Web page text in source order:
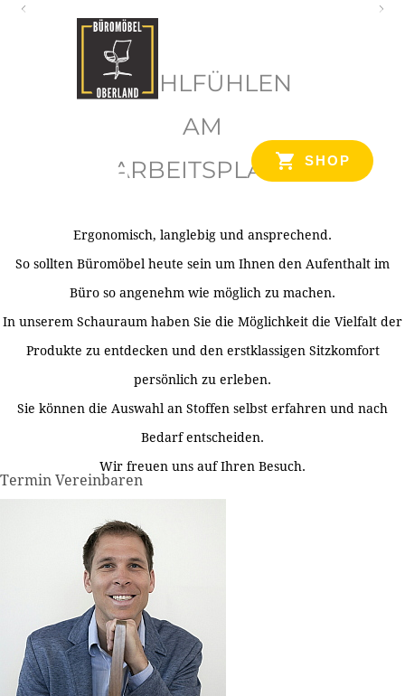
SHOP
WOHLFÜHLEN
AM
ARBEITSPLATZ
Ergonomisch, langlebig und ansprechend.
So sollten Büromöbel heute sein um Ihnen den Aufenthalt im
Büro so angenehm wie möglich zu machen.
In unserem Schauraum haben Sie die Möglichkeit die Vielfalt der
Produkte zu entdecken und den erstklassigen Sitzkomfort
persönlich zu erleben.
Sie können die Auswahl an Stoffen selbst erfahren und nach
Bedarf entscheiden.
Wir freuen uns auf Ihren Besuch.
Termin Vereinbaren